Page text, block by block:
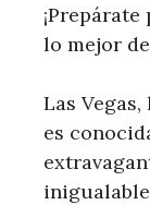
lo mejor
Las
es